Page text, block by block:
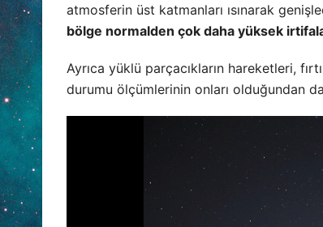
atmosferin üst katmanları ısınarak
bölge normalden çok daha yüksek
Ayrıca yüklü parçacıkların hareketleri,
durumu ölçümlerinin onları olduğundan